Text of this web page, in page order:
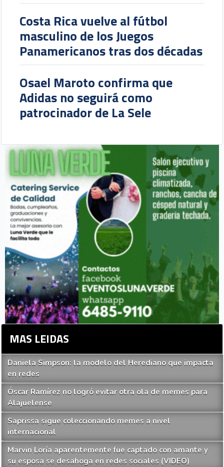
Costa Rica vuelve al fútbol
masculino de los Juegos
Panamericanos tras dos décadas
Osael Maroto confirma que
Adidas no seguirá como
patrocinador de La Sele
MAS LEIDAS
Daniela Simpson: la modelo del Herediano que impacta
en redes
Óscar Ramírez no logró evitar otra ola de memes para
Alajuelense
Saprissa sigue coleccionando memes a nivel
internacional
Marvin Loría aparentemente fue captado con amante y
su esposa se desahoga en redes sociales (VIDEO)